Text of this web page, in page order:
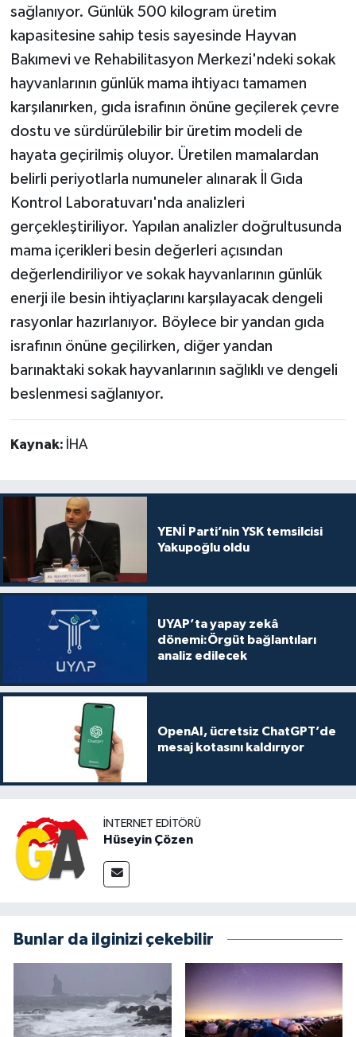
sağlanıyor. Günlük 500 kilogram üretim
kapasitesine sahip tesis sayesinde Hayvan
Bakımevi ve Rehabilitasyon Merkezi'ndeki sokak
hayvanlarının günlük mama ihtiyacı tamamen
karşılanırken, gıda israfının önüne geçilerek çevre
dostu ve sürdürülebilir bir üretim modeli de
hayata geçirilmiş oluyor. Üretilen mamalardan
belirli periyotlarla numuneler alınarak İl Gıda
Kontrol Laboratuvarı'nda analizleri
gerçekleştiriliyor. Yapılan analizler doğrultusunda
mama içerikleri besin değerleri açısından
değerlendiriliyor ve sokak hayvanlarının günlük
enerji ile besin ihtiyaçlarını karşılayacak dengeli
rasyonlar hazırlanıyor. Böylece bir yandan gıda
israfının önüne geçilirken, diğer yandan
barınaktaki sokak hayvanlarının sağlıklı ve dengeli
beslenmesi sağlanıyor.
Kaynak: İHA
YENİ Parti’nin YSK temsilcisi
Yakupoğlu oldu
UYAP’ta yapay zekâ
dönemi:Örgüt bağlantıları
analiz edilecek
OpenAI, ücretsiz ChatGPT’de
mesaj kotasını kaldırıyor
İNTERNET EDITÖRÜ
Hüseyin Çözen
Bunlar da ilginizi çekebilir